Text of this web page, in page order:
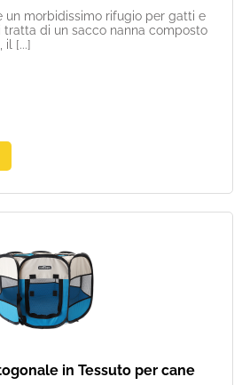
un morbidissimo rifugio per gatti e
di un sacco nanna composto
il [...]
in Tessuto per cane